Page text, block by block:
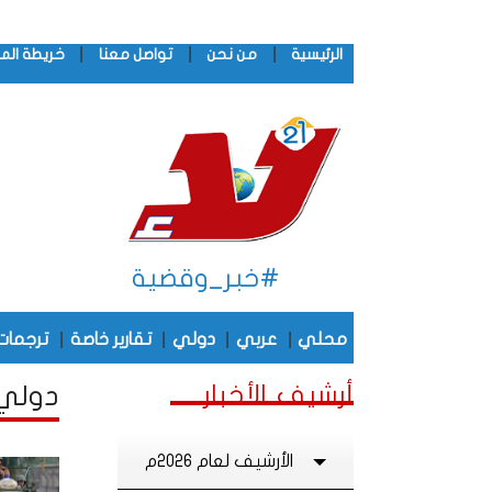
الرئيسية من نحن تواصل معنا خريطة
#خبر_وقضية
محلي عربي دولي تقارير خاصة
دولي أرشيف الأخبار
الأرشيف لعام 2026م